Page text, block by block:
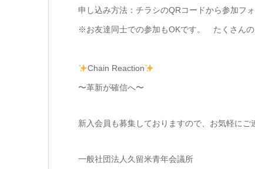
申し込み方法：チラシのQRコードから参加フ
※お友達同士での参加もOKです。 たくさんの
Chain Reaction
〜革新が確信へ〜
新入会員も募集しておりますので、お気軽にご
一般社団法人久留米青年会議所